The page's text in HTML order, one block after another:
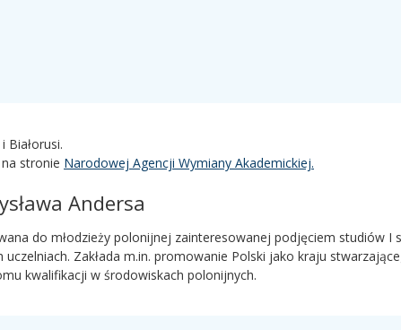
Białorusi.
stronie Narodowej Agencji Wymiany Akademickiej.
Andersa
do młodzieży polonijnej zainteresowanej podjęciem studiów I
Zakłada m.in. promowanie Polski jako kraju
kwalifikacji w środowiskach polonijnych.